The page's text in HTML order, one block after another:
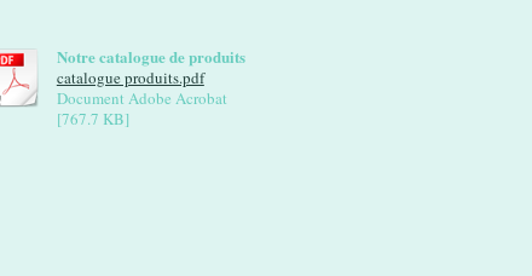
Notre catalogue de produits
catalogue produits.pdf
Document Adobe Acrobat
[767.7 KB]